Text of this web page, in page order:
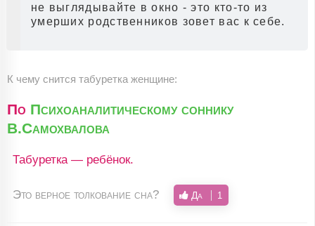
не выглядывайте в окно - это кто-то из
умерших родственников зовет вас к себе.
К чему снится табуретка женщине:
По Психоаналитическому соннику
В.Самохвалова
Табуретка — ребёнок.
Это верное толкование сна? Да 1